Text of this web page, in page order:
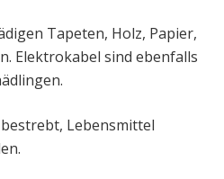
Tapeten, Holz, Papier,
Elektrokabel sind ebenfalls
Lebensmittel